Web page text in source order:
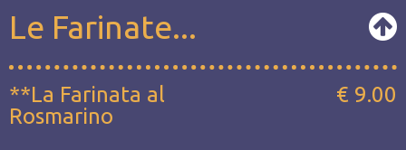
Le Farinate...
**La Farinata al
Rosmarino
€ 9.00